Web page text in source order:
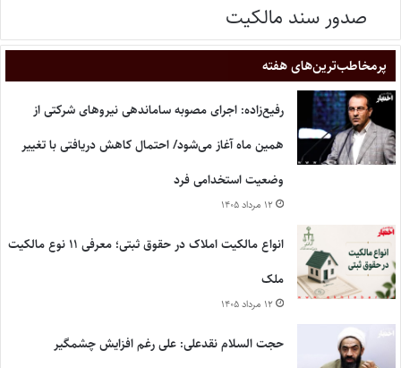
صدور سند مالکیت
پر‌مخاطب‌ترین‌های هفته
رفیع‌زاده: اجرای مصوبه ساماندهی نیروهای شرکتی از
همین ماه آغاز می‌شود/ احتمال کاهش دریافتی با تغییر
وضعیت استخدامی فرد
۱۲ مرداد ۱۴۰۵
انواع مالکیت املاک در حقوق ثبتی؛ معرفی ۱۱ نوع مالکیت
ملک
۱۲ مرداد ۱۴۰۵
حجت السلام نقدعلی: علی رغم افزایش چشمگیر